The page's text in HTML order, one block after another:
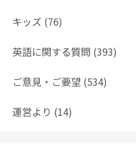
キッズ (76)
英語に関する質問 (393)
ご意見・ご要望 (534)
運営より (14)